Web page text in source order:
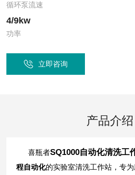
循环泵流速
4/9kw
功率
立即咨询
产品介绍
喜瓶者SQ1000自动化清洗工
程自动化的实验室清洗工作站，专